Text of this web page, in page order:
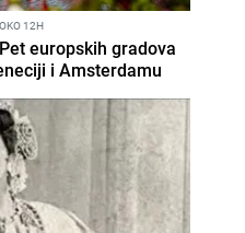
12H
europskih gradova
i Amsterdamu